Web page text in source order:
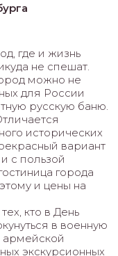
где и жизнь
не спешат.
можно не
для России
русскую баню.
исторических
вариант
с пользой
города
и цены на
кто в День
в военную
армейской
экскурсионных